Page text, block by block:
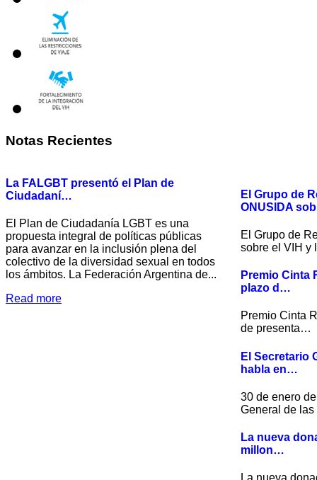
Notas Recientes
La FALGBT presentó el Plan de
Ciudadaní…
El Plan de Ciudadanía LGBT es una
propuesta integral de políticas públicas
para avanzar en la inclusión plena del
colectivo de la diversidad sexual en todos
los ámbitos. La Federación Argentina de...
Read more
El Grupo de
ONUSIDA
El Grupo de
sobre el VIH
Premio Cinta
plazo d…
Premio Cinta
de presenta…
El Secretario
habla en…
30 de enero
General de
La nueva
millon…